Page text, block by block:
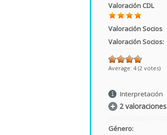
Valoración CDL
Valoración Socios
Valoración Socios:
Average: 4 (2 votes)
Interpretación
2 valoraciones
Género: